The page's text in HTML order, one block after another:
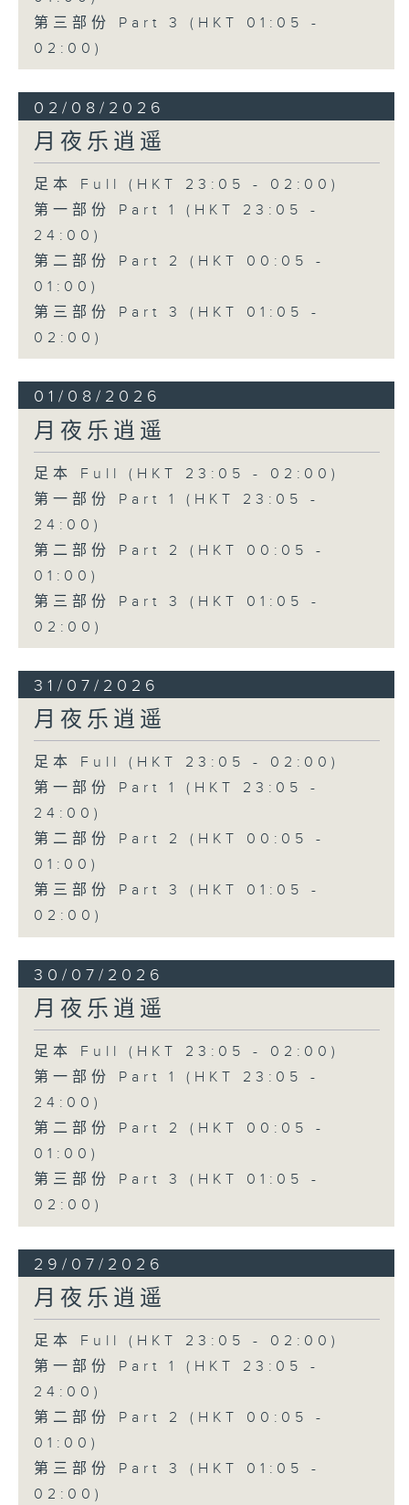
第三部份 Part 3 (HKT 01:05 -
02:00)
02/08/2026
月夜乐逍遥
足本 Full (HKT 23:05 - 02:00)
第一部份 Part 1 (HKT 23:05 -
24:00)
第二部份 Part 2 (HKT 00:05 -
01:00)
第三部份 Part 3 (HKT 01:05 -
02:00)
01/08/2026
月夜乐逍遥
足本 Full (HKT 23:05 - 02:00)
第一部份 Part 1 (HKT 23:05 -
24:00)
第二部份 Part 2 (HKT 00:05 -
01:00)
第三部份 Part 3 (HKT 01:05 -
02:00)
31/07/2026
月夜乐逍遥
足本 Full (HKT 23:05 - 02:00)
第一部份 Part 1 (HKT 23:05 -
24:00)
第二部份 Part 2 (HKT 00:05 -
01:00)
第三部份 Part 3 (HKT 01:05 -
02:00)
30/07/2026
月夜乐逍遥
足本 Full (HKT 23:05 - 02:00)
第一部份 Part 1 (HKT 23:05 -
24:00)
第二部份 Part 2 (HKT 00:05 -
01:00)
第三部份 Part 3 (HKT 01:05 -
02:00)
29/07/2026
月夜乐逍遥
足本 Full (HKT 23:05 - 02:00)
第一部份 Part 1 (HKT 23:05 -
24:00)
第二部份 Part 2 (HKT 00:05 -
01:00)
第三部份 Part 3 (HKT 01:05 -
02:00)